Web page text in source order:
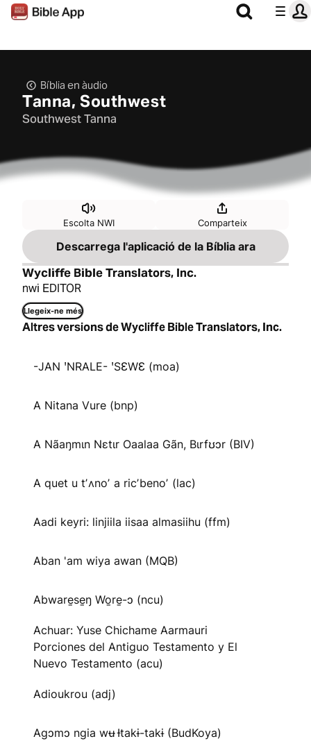
Bíblia en àudio
Tanna, Southwest
Southwest Tanna
Escolta NWI Comparteix
Descarrega l'aplicació de la Bíblia ara
Wycliffe Bible Translators, Inc.
nwi EDITOR
Llegeix-ne més
Altres versions de Wycliffe Bible Translators, Inc.
-JAN ꞌNRALE- ꞌSƐWƐ (moa)
A Nitana Vure (bnp)
A Nãaŋmɩn Nɛtɩr Oaalaa Gãn, Bɩrfʊɔr (BIV)
A quet u tʼʌnoʼ a ricʼbenoʼ (lac)
Aadi keyri: linjiila iisaa almasiihu (ffm)
Aban 'am wiya awan (MQB)
Abware̱se̱ŋ Wo̱re̱-ɔ (ncu)
Achuar: Yuse Chichame Aarmauri
Porciones del Antiguo Testamento y El
Nuevo Testamento (acu)
Adioukrou (adj)
Agɔmɔ ngia wʉ Ɨtakɨ-takɨ (BudKoya)